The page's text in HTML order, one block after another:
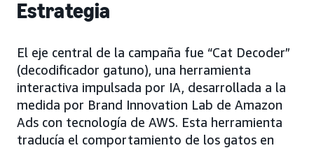
Estrategia
El eje central de la campaña fue “Cat Decoder”
(decodificador gatuno), una herramienta
interactiva impulsada por IA, desarrollada a la
medida por Brand Innovation Lab de Amazon
Ads con tecnología de AWS. Esta herramienta
traducía el comportamiento de los gatos en